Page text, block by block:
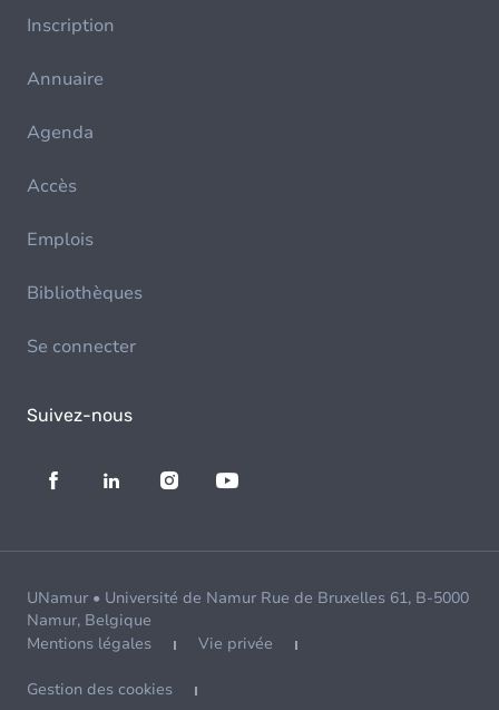
Inscription
Annuaire
Agenda
Accès
Emplois
Bibliothèques
Se connecter
Suivez-nous
UNamur • Université de Namur Rue de Bruxelles 61, B-5000
Namur, Belgique
Mentions légales
Vie privée
Gestion des cookies